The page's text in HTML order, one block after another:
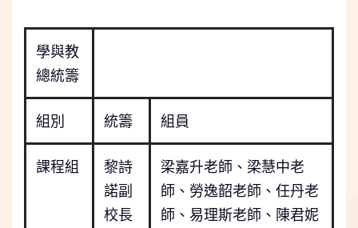
學與教
總統籌
組別 統籌 組員
課程組
黎詩
諾副
校長
梁嘉升老師、梁慧中老
師、勞逸韶老師、任丹老
師、易理斯老師、陳君妮